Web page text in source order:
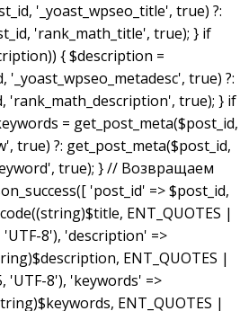
'_yoast_wpseo_title', true) ?:
'rank_math_title', true); } if
{ $description =
'_yoast_wpseo_metadesc', true) ?:
'rank_math_description', true); } if
= get_post_meta($post_id,
true) ?: get_post_meta($post_id,
true); } // Возвращаем
'post_id' => $post_id,
ENT_QUOTES |
'UTF-8'), 'description' =>
ENT_QUOTES |
'UTF-8'), 'keywords' =>
ENT_QUOTES |